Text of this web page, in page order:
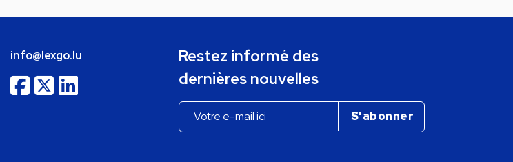
info@lexgo.lu
Restez informé des
dernières nouvelles